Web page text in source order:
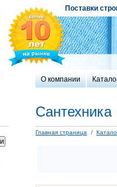
Поставки
О компании
Сантехника
Главная страница /